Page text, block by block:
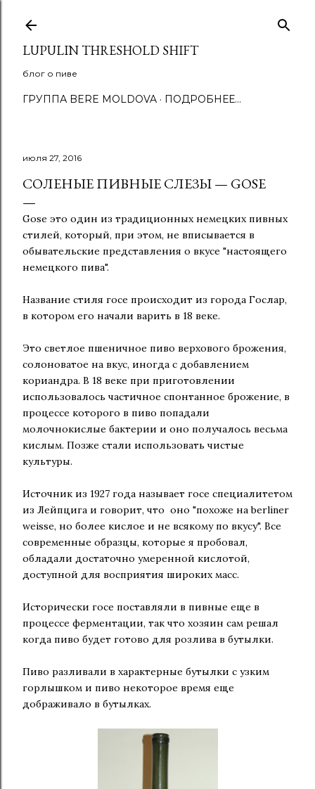
LUPULIN THRESHOLD SHIFT
блог о пиве
ГРУППА BERE MOLDOVA ПОДРОБНЕЕ…
июля 27, 2016
СОЛЕНЫЕ ПИВНЫЕ СЛЕЗЫ — GOSE
Gose это один из традиционных немецких пивных
стилей, который, при этом, не вписывается в
обывательские представления о вкусе "настоящего
немецкого пива".
Название стиля госе происходит из города Гослар,
в котором его начали варить в 18 веке.
Это светлое пшеничное пиво верхового брожения,
солоноватое на вкус, иногда с добавлением
кориандра. В 18 веке при приготовлении
использовалось частичное спонтанное брожение, в
процессе которого в пиво попадали
молочнокислые бактерии и оно получалось весьма
кислым. Позже стали использовать чистые
культуры.
Источник из 1927 года называет госе специалитетом
из Лейпцига и говорит, что оно "похоже на berliner
weisse, но более кислое и не всякому по вкусу". Все
современные образцы, которые я пробовал,
обладали достаточно умеренной кислотой,
доступной для восприятия широких масс.
Исторически госе поставляли в пивные еще в
процессе ферментации, так что хозяин сам решал
когда пиво будет готово для розлива в бутылки.
Пиво разливали в характерные бутылки с узким
горлышком и пиво некоторое время еще
дображивало в бутылках.